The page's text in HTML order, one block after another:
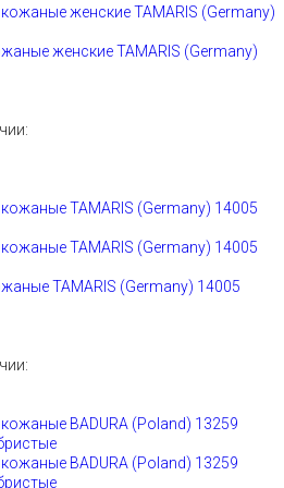
женские TAMARIS (Germany)
TAMARIS (Germany) 14005